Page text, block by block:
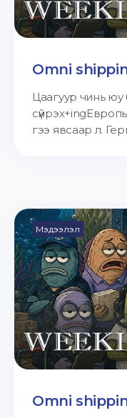
Omni
Цаагуур чинь
гээ явсаар л.
Мэдээлэл
Omni